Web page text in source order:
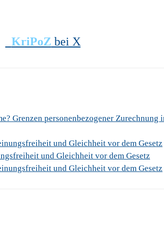
KriPoZ bei X
Grenzen personenbezogener Zurechnung
und Gleichheit vor dem Gesetz
und Gleichheit vor dem Gesetz
und Gleichheit vor dem Gesetz